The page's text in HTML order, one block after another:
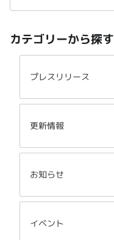
カテゴリーから探す
プレスリリース
更新情報
お知らせ
イベント